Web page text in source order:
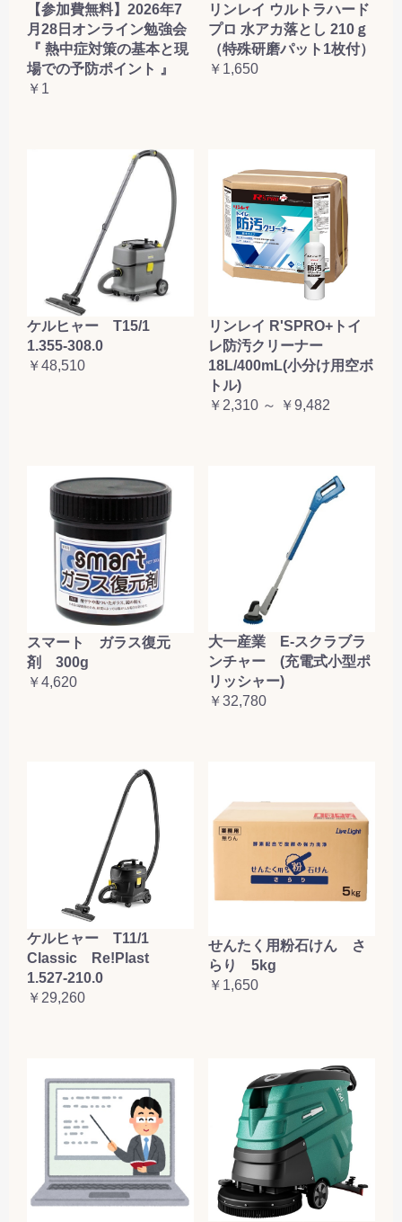
【参加費無料】2026年7
月28日オンライン勉強会
『 熱中症対策の基本と現
場での予防ポイント 』
￥1
リンレイ ウルトラハード
プロ 水アカ落とし 210ｇ
（特殊研磨パット1枚付）
￥1,650
ケルヒャー T15/1
1.355-308.0
￥48,510
リンレイ R'SPRO+トイ
レ防汚クリーナー
18L/400mL(小分け用空ボ
トル)
￥2,310 ～ ￥9,482
スマート ガラス復元
剤 300g
￥4,620
大一産業 E-スクラブラ
ンチャー (充電式小型ポ
リッシャー)
￥32,780
ケルヒャー T11/1
Classic Re!Plast
1.527-210.0
￥29,260
せんたく用粉石けん さ
らり 5kg
￥1,650